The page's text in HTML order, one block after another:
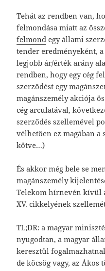
Tehát az rendben van,
felmondása miatt az
felmond egy állami
tender eredményeként,
legjobb ár/érték arány
rendben, hogy egy cég
szerződést egy
magánszemély akciója
cég arculatával,
szerződés szellemével
vélhetően ez magában a
kötve…)
És akkor még bele se
magánszemély
Telekom hírnevén kívül
XV. cikkelyének
TL;DR: a magyar
nyugodtan, a magyar
keresztül
de köcsög vagy, az Ákos